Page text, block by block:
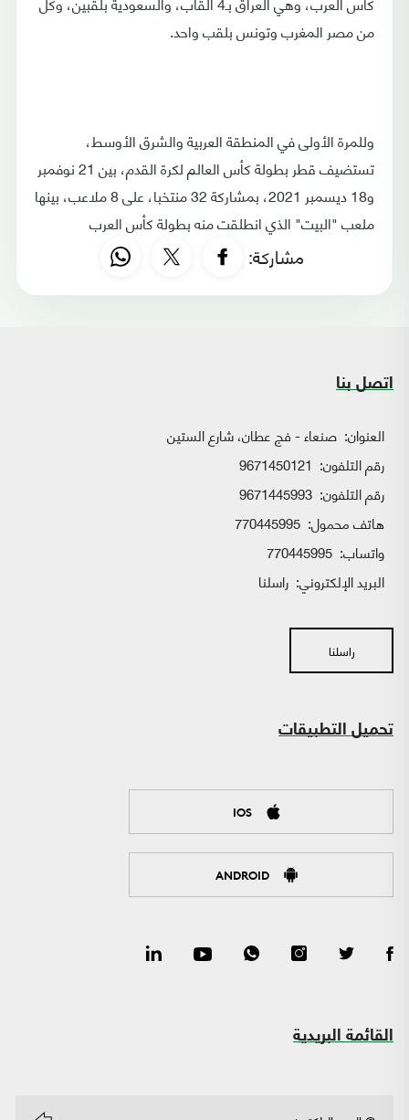
من مصر المغرب وتونس بلقب واحد.
وللمرة الأولى في المنطقة العربية والشرق الأوسط،
تستضيف قطر بطولة كأس العالم لكرة القدم، بين 21 نوفمبر
و18 ديسمبر 2021، بمشاركة 32 منتخبا، على 8 ملاعب، بينها
ملعب "البيت" الذي انطلقت منه بطولة كأس العرب
مشاركة:
اتصل بنا
العنوان: صنعاء - فج عطان، شارع الستين
رقم التلفون: 9671450121
رقم التلفون: 9671445993
هاتف محمول: 770445995
واتساب:
البريد الإلكتروني: راسلنا
راسلنا
تحميل التطبيقات
IOS
ANDROID
القائمة البريدية